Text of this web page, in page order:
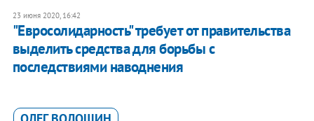
23 июня 2020, 16:42
"Евросолидарность" требует от правительства
выделить средства для борьбы с
последствиями наводнения